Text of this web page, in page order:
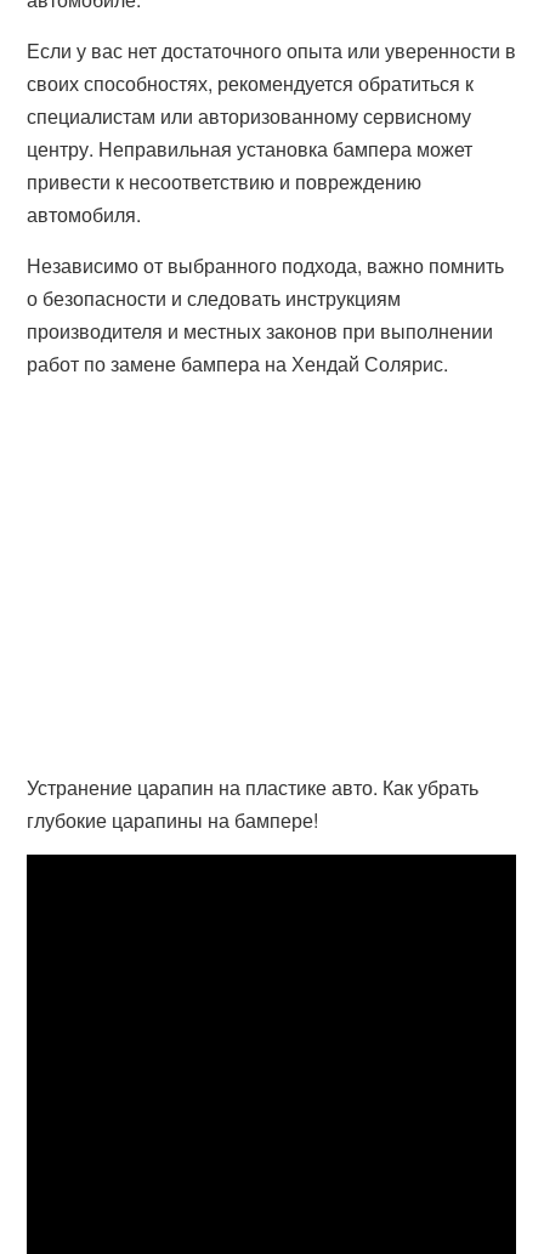
Если у вас нет достаточного опыта или уверенности в
своих способностях, рекомендуется обратиться к
специалистам или авторизованному сервисному
центру. Неправильная установка бампера может
привести к несоответствию и повреждению
автомобиля.
Независимо от выбранного подхода, важно помнить
о безопасности и следовать инструкциям
производителя и местных законов при выполнении
работ по замене бампера на Хендай Солярис.
Устранение царапин на пластике авто. Как убрать
глубокие царапины на бампере!